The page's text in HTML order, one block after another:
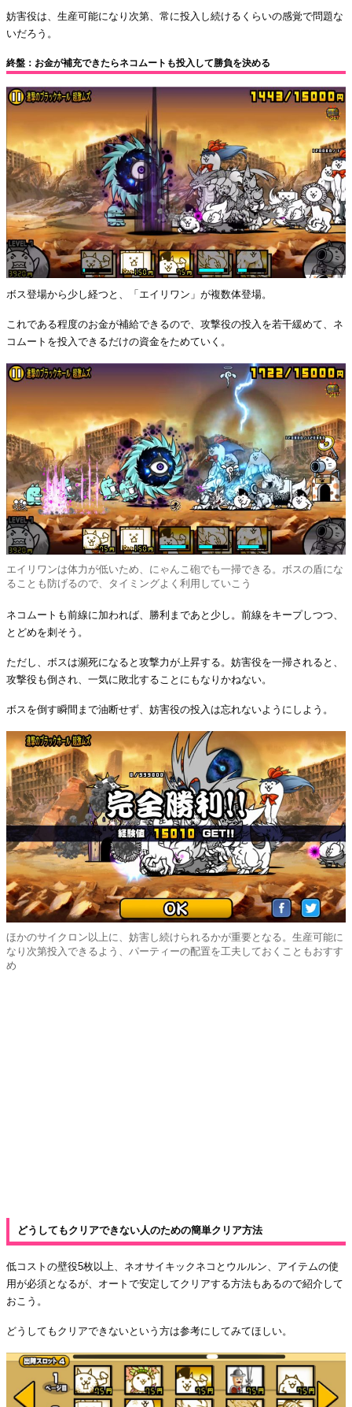
妨害役は、生産可能になり次第、常に投入し続けるくらいの感覚で問題な
いだろう。
終盤：お金が補充できたらネコムートも投入して勝負を決める
ボス登場から少し経つと、「エイリワン」が複数体登場。
これである程度のお金が補給できるので、攻撃役の投入を若干緩めて、ネ
コムートを投入できるだけの資金をためていく。
エイリワンは体力が低いため、にゃんこ砲でも一掃できる。ボスの盾にな
ることも防げるので、タイミングよく利用していこう
ネコムートも前線に加われば、勝利まであと少し。前線をキープしつつ、
とどめを刺そう。
ただし、ボスは瀕死になると攻撃力が上昇する。妨害役を一掃されると、
攻撃役も倒され、一気に敗北することにもなりかねない。
ボスを倒す瞬間まで油断せず、妨害役の投入は忘れないようにしよう。
ほかのサイクロン以上に、妨害し続けられるかが重要となる。生産可能に
なり次第投入できるよう、パーティーの配置を工夫しておくこともおすす
め
どうしてもクリアできない人のための簡単クリア方法
低コストの壁役5枚以上、ネオサイキックネコとウルルン、アイテムの使
用が必須となるが、オートで安定してクリアする方法もあるので紹介して
おこう。
どうしてもクリアできないという方は参考にしてみてほしい。